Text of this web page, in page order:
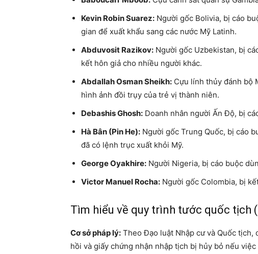
Kevin Robin Suarez: Người gốc Bolivia, bị cáo
gian để xuất khẩu sang các nước Mỹ Latinh.
Abduvosit Razikov: Người gốc Uzbekistan, bị
kết hôn giả cho nhiều người khác.
Abdallah Osman Sheikh: Cựu lính thủy đánh bộ
hình ảnh đồi trụy của trẻ vị thành niên.
Debashis Ghosh: Doanh nhân người Ấn Độ, bị
Hà Bân (Pin He): Người gốc Trung Quốc, bị cáo
đã có lệnh trục xuất khỏi Mỹ.
George Oyakhire: Người Nigeria, bị cáo buộc
Victor Manuel Rocha: Người gốc Colombia, bị
Tìm hiểu về quy trình tước quốc tịch
Cơ sở pháp lý: Theo Đạo luật Nhập cư và Quốc
hồi và giấy chứng nhận nhập tịch bị hủy bỏ nếu